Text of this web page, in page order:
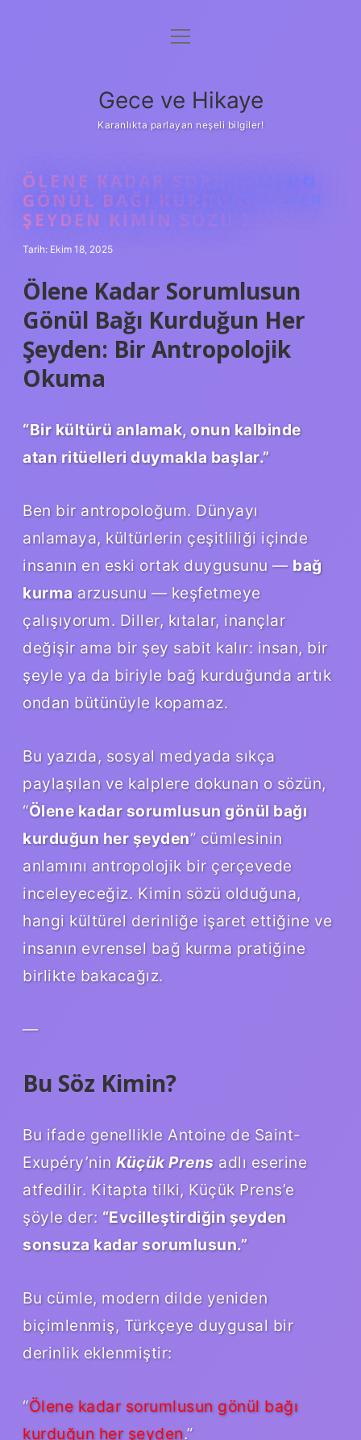
Anasayfa
Yasal Uyarı
menüyü
Gece ve Hikaye
Karanlıkta parlayan neşeli bilgiler!
ÖLENE KADAR SORUMLUSUN
GÖNÜL BAĞI KURDUĞUN HER
ŞEYDEN KIMIN SÖZÜ ?
Tarih: Ekim 18, 2025
Ölene Kadar Sorumlusun
Gönül Bağı Kurduğun Her
Şeyden: Bir Antropolojik
Okuma
“Bir kültürü anlamak, onun kalbinde
atan ritüelleri duymakla başlar.”
Ben bir antropoloğum. Dünyayı
anlamaya, kültürlerin çeşitliliği içinde
insanın en eski ortak duygusunu — bağ
kurmaarzusunu — keşfetmeye
çalışıyorum. Diller, kıtalar, inançlar
değişir ama bir şey sabit kalır: insan, bir
şeyle ya da biriyle bağ kurduğunda artık
ondan bütünüyle kopamaz.
Bu yazıda, sosyal medyada sıkça
paylaşılan ve kalplere dokunan o sözün,
“Ölene kadar sorumlusun gönül bağı
kurduğun her şeyden” cümlesinin
anlamını antropolojik bir çerçevede
inceleyeceğiz. Kimin sözü olduğuna,
hangi kültürel derinliğe işaret ettiğine ve
insanın evrensel bağ kurma pratiğine
birlikte bakacağız.
—
Bu Söz Kimin?
Bu ifade genellikle Antoine de Saint-
Exupéry’nin Küçük Prens adlı eserine
atfedilir. Kitapta tilki, Küçük Prens’e
şöyle der: “Evcilleştirdiğin şeyden
sonsuza kadar sorumlusun.”
Bu cümle, modern dilde yeniden
biçimlenmiş, Türkçeye duygusal bir
derinlik eklenmiştir:
“Ölene kadar sorumlusun gönül bağı
kurduğun her şeyden.”